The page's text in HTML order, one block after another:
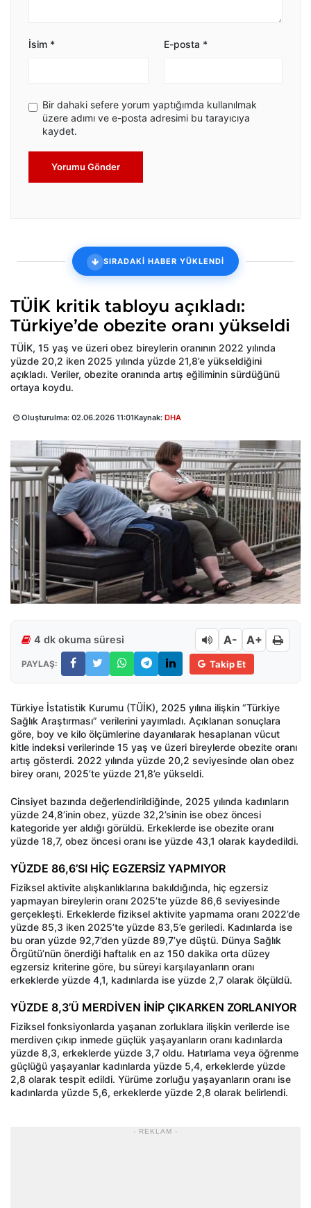
İsim * E-posta *
Bir dahaki sefere yorum yaptığımda kullanılmak
üzere adımı ve e-posta adresimi bu tarayıcıya
kaydet.
Yorumu Gönder
SIRADAKİ HABER YÜKLENDİ
TÜİK kritik tabloyu açıkladı:
Türkiye’de obezite oranı yükseldi
TÜİK, 15 yaş ve üzeri obez bireylerin oranının 2022 yılında
yüzde 20,2 iken 2025 yılında yüzde 21,8’e yükseldiğini
açıkladı. Veriler, obezite oranında artış eğiliminin sürdüğünü
ortaya koydu.
Oluşturulma: 02.06.2026 11:01Kaynak: DHA
4 dk okuma süresi A- A+
PAYLAŞ: Takip Et
Türkiye İstatistik Kurumu (TÜİK), 2025 yılına ilişkin “Türkiye
Sağlık Araştırması” verilerini yayımladı. Açıklanan sonuçlara
göre, boy ve kilo ölçümlerine dayanılarak hesaplanan vücut
kitle indeksi verilerinde 15 yaş ve üzeri bireylerde obezite oranı
artış gösterdi. 2022 yılında yüzde 20,2 seviyesinde olan obez
birey oranı, 2025’te yüzde 21,8’e yükseldi.
Cinsiyet bazında değerlendirildiğinde, 2025 yılında kadınların
yüzde 24,8’inin obez, yüzde 32,2’sinin ise obez öncesi
kategoride yer aldığı görüldü. Erkeklerde ise obezite oranı
yüzde 18,7, obez öncesi oranı ise yüzde 43,1 olarak kaydedildi.
YÜZDE 86,6’SI HİÇ EGZERSİZ YAPMIYOR
Fiziksel aktivite alışkanlıklarına bakıldığında, hiç egzersiz
yapmayan bireylerin oranı 2025’te yüzde 86,6 seviyesinde
gerçekleşti. Erkeklerde fiziksel aktivite yapmama oranı 2022’de
yüzde 85,3 iken 2025’te yüzde 83,5’e geriledi. Kadınlarda ise
bu oran yüzde 92,7’den yüzde 89,7’ye düştü. Dünya Sağlık
Örgütü’nün önerdiği haftalık en az 150 dakika orta düzey
egzersiz kriterine göre, bu süreyi karşılayanların oranı
erkeklerde yüzde 4,1, kadınlarda ise yüzde 2,7 olarak ölçüldü.
YÜZDE 8,3’Ü MERDİVEN İNİP ÇIKARKEN ZORLANIYOR
Fiziksel fonksiyonlarda yaşanan zorluklara ilişkin verilerde ise
merdiven çıkıp inmede güçlük yaşayanların oranı kadınlarda
yüzde 8,3, erkeklerde yüzde 3,7 oldu. Hatırlama veya öğrenme
güçlüğü yaşayanlar kadınlarda yüzde 5,4, erkeklerde yüzde
2,8 olarak tespit edildi. Yürüme zorluğu yaşayanların oranı ise
kadınlarda yüzde 5,6, erkeklerde yüzde 2,8 olarak belirlendi.
- REKLAM -